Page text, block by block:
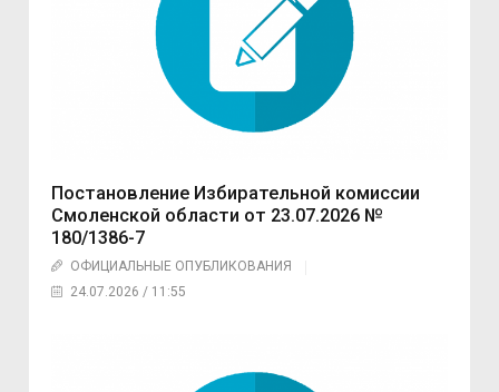
Постановление Избирательной комиссии
Смоленской области от 23.07.2026 №
180/1386-7
ОФИЦИАЛЬНЫЕ ОПУБЛИКОВАНИЯ
24.07.2026 / 11:55